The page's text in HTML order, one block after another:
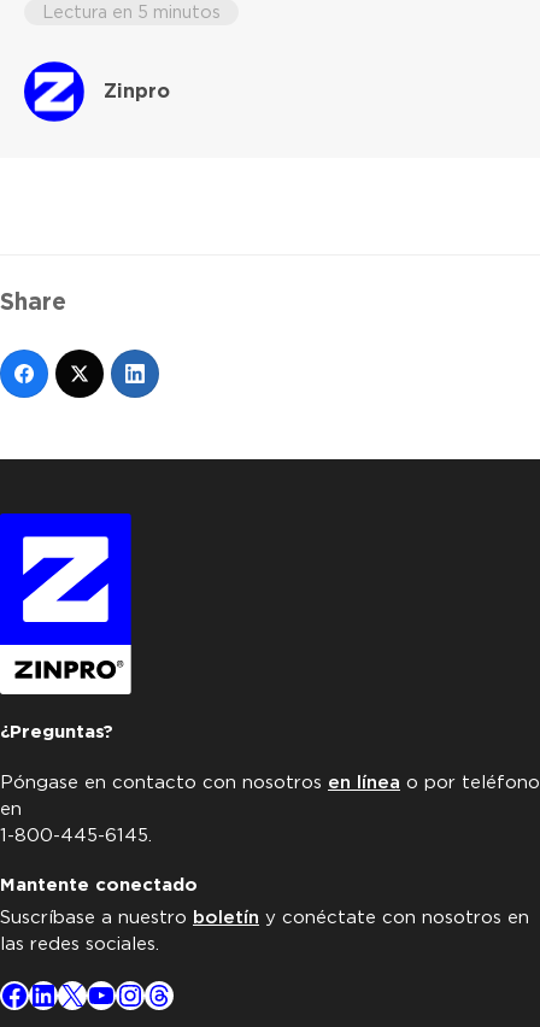
Lectura en 5 minutos
Zinpro
Share
¿Preguntas?
Póngase en contacto con nosotros en línea o por teléfono
en
1-800-445-6145.
Mantente conectado
Suscríbase a nuestro boletín y conéctate con nosotros en
las redes sociales.
Facebook
LinkedIn
X YouTube
Instagram
Threads